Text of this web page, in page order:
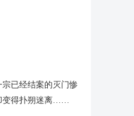
已经结案的灭门惨
变得扑朔迷离……